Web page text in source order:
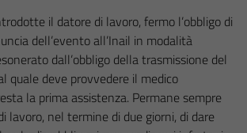
il datore di lavoro, fermo l’obbligo di
dell’evento all’Inail in modalità
dall’obbligo della trasmissione del
quale deve provvedere il medico
la prima assistenza. Permane sempre
lavoro, nel termine di due giorni, di dare